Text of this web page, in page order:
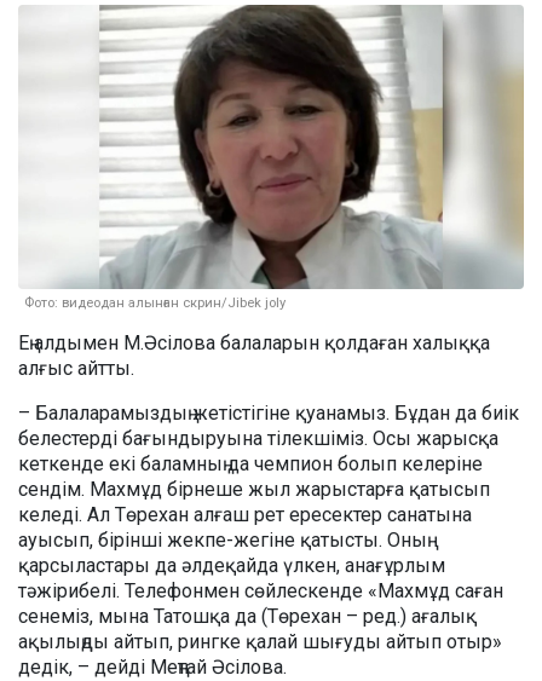
Фото: видеодан алынған скрин/Jibek joly
Ең алдымен М.Әсілова балаларын қолдаған халыққа
алғыс айтты.
– Балаларамыздың жетістігіне қуанамыз. Бұдан да биік
белестерді бағындыруына тілекшіміз. Осы жарысқа
кеткенде екі баламның да чемпион болып келеріне
сендім. Махмұд бірнеше жыл жарыстарға қатысып
келеді. Ал Төрехан алғаш рет ересектер санатына
ауысып, бірінші жекпе-жегіне қатысты. Оның
қарсыластары да әлдеқайда үлкен, анағұрлым
тәжірибелі. Телефонмен сөйлескенде «Махмұд саған
сенеміз, мына Татошқа да (Төрехан – ред.) ағалық
ақылыңды айтып, рингке қалай шығуды айтып отыр»
дедік, – дейді Меңтай Әсілова.